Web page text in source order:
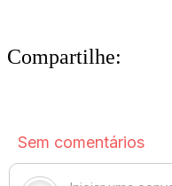
Compartilhe: